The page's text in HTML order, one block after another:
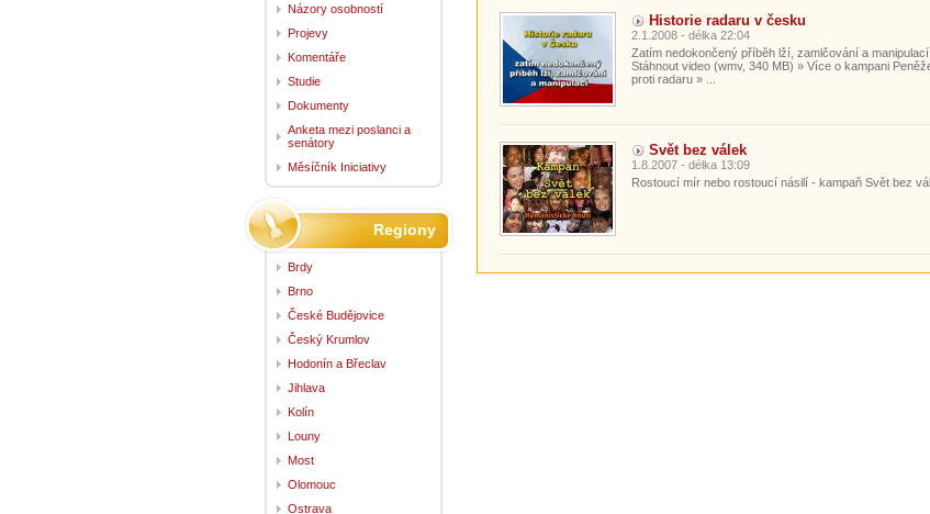
Historie radaru v česku
2.1.2008 - délka 22:04
Zatím nedokončený příběh lží, zamlčování a manipulací.
Stáhnout video (wmv, 340 MB) » Více o kampani
proti radaru » ...
Svět bez válek
1.8.2007 - délka 13:09
Rostoucí mír nebo rostoucí násilí - kampaň Svět bez
Názory osobností
Projevy
Komentáře
Studie
Dokumenty
Anketa mezi poslanci a
senátory
Měsíčník Iniciativy
Regiony
Brdy
Brno
České Budějovice
Český Krumlov
Hodonín a Břeclav
Jihlava
Kolín
Louny
Most
Olomouc
Ostrava